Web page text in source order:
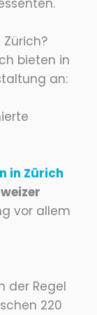
bieten in
an:
in Zürich
vor allem
der Regel
220